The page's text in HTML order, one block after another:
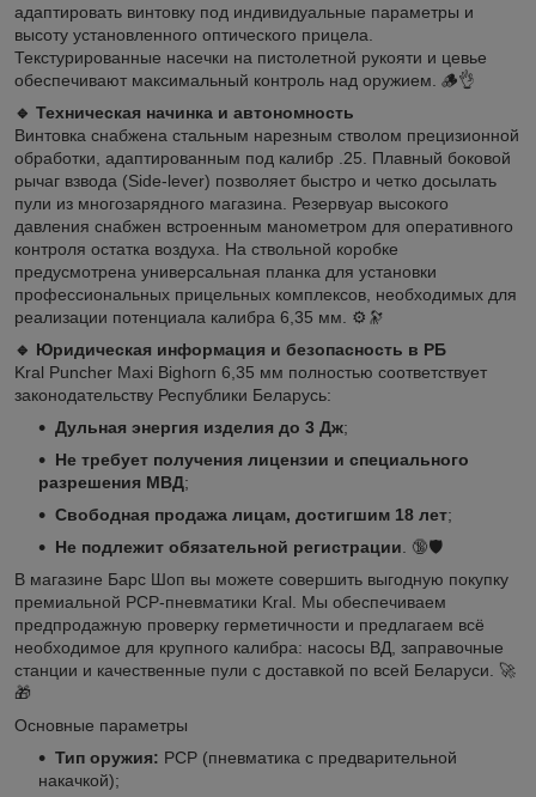
адаптировать винтовку под индивидуальные параметры и
высоту установленного оптического прицела.
Текстурированные насечки на пистолетной рукояти и цевье
обеспечивают максимальный контроль над оружием. 🪵👌
🔹 Техническая начинка и автономность
Винтовка снабжена стальным нарезным стволом прецизионной
обработки, адаптированным под калибр .25. Плавный боковой
рычаг взвода (Side-lever) позволяет быстро и четко досылать
пули из многозарядного магазина. Резервуар высокого
давления снабжен встроенным манометром для оперативного
контроля остатка воздуха. На ствольной коробке
предусмотрена универсальная планка для установки
профессиональных прицельных комплексов, необходимых для
реализации потенциала калибра 6,35 мм. ⚙️🔭
🔹 Юридическая информация и безопасность в РБ
Kral Puncher Maxi Bighorn 6,35 мм полностью соответствует
законодательству Республики Беларусь:
Дульная энергия изделия до 3 Дж;
Не требует получения лицензии и специального
разрешения МВД;
Свободная продажа лицам, достигшим 18 лет;
Не подлежит обязательной регистрации . 🔞🛡️
В магазине Барс Шоп вы можете совершить выгодную покупку
премиальной PCP-пневматики Kral. Мы обеспечиваем
предпродажную проверку герметичности и предлагаем всё
необходимое для крупного калибра: насосы ВД, заправочные
станции и качественные пули с доставкой по всей Беларуси. 🚀
🎁
Основные параметры
Тип оружия: PCP (пневматика с предварительной
накачкой);